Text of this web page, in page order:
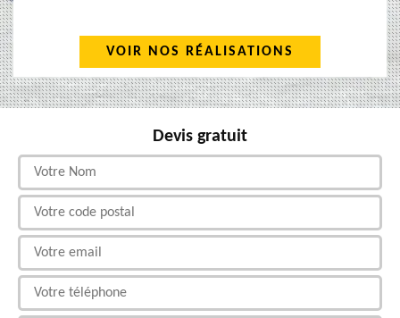
VOIR NOS RÉALISATIONS
Devis gratuit